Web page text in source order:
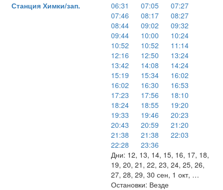
Станция Химки/зап.
06:31 07:05
07:27
07:46
08:17
08:27
08:44
09:02
09:32
09:44
10:00
10:24
10:52
10:52
11:14
12:16
12:50
13:24
13:42
14:08
14:24
15:19
15:34
16:02
16:02
16:30
16:53
17:23
17:56
18:10
18:24
18:55
19:20
19:33
19:46
20:23
20:43
20:59
21:20
21:38
21:38
22:03
22:28
23:36
Дни: 12, 13, 14, 15, 16, 17, 18,
19, 20, 21, 22, 23, 24, 25, 26,
27, 28, 29, 30 сен, 1 окт, …
Остановки: Везде